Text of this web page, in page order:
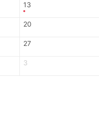
13
20
27
3